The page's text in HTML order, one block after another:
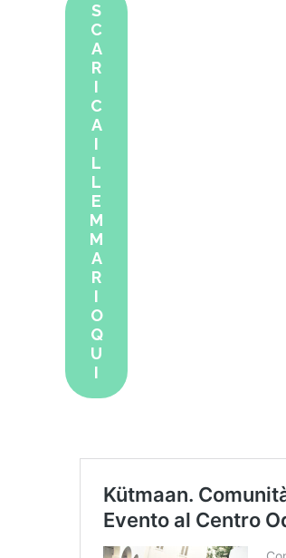
S
C
A
R
I
C
A
I
L
L
E
M
M
A
R
I
O
Q
U
I